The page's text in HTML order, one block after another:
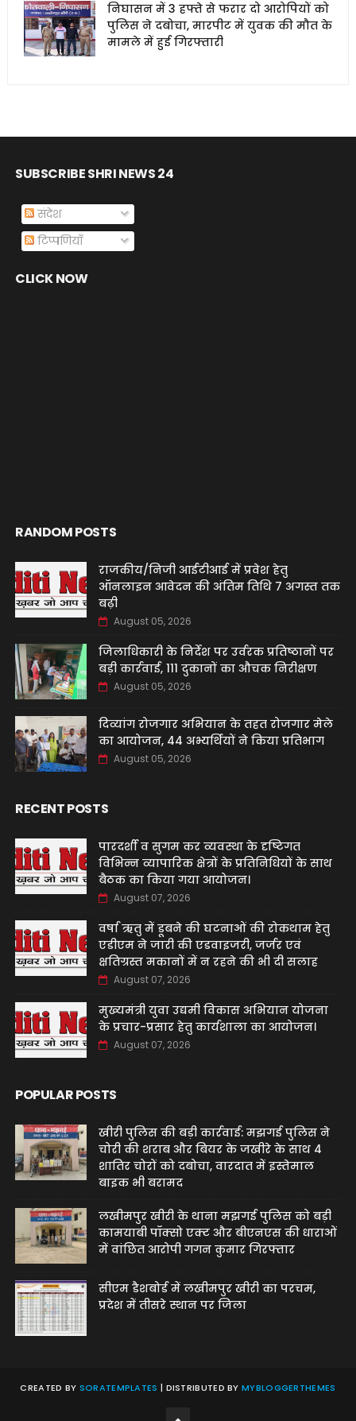
निघासन में 3 हफ्ते से फरार दो आरोपियों को
पुलिस ने दबोचा, मारपीट में युवक की मौत के
मामले में हुई गिरफ्तारी
SUBSCRIBE SHRI NEWS 24
संदेश
टिप्पणियाँ
CLICK NOW
RANDOM POSTS
राजकीय/निजी आईटीआई में प्रवेश हेतु
ऑनलाइन आवेदन की अंतिम तिथि 7 अगस्त तक
बढ़ी
August 05, 2026
जिलाधिकारी के निर्देश पर उर्वरक प्रतिष्ठानों पर
बड़ी कार्रवाई, 111 दुकानों का औचक निरीक्षण
August 05, 2026
दिव्यांग रोजगार अभियान के तहत रोजगार मेले
का आयोजन, 44 अभ्यर्थियों ने किया प्रतिभाग
August 05, 2026
RECENT POSTS
पारदर्शी व सुगम कर व्यवस्था के दृष्टिगत
विभिन्न व्यापारिक क्षेत्रों के प्रतिनिधियों के साथ
बैठक का किया गया आयोजन।
August 07, 2026
वर्षा ऋतु में डूबने की घटनाओं की रोकथाम हेतु
एडीएम ने जारी की एडवाइजरी, जर्जर एवं
क्षतिग्रस्त मकानों में न रहने की भी दी सलाह
August 07, 2026
मुख्यमंत्री युवा उद्यमी विकास अभियान योजना
के प्रचार-प्रसार हेतु कार्यशाला का आयोजन।
August 07, 2026
POPULAR POSTS
खीरी पुलिस की बड़ी कार्रवाई: मझगई पुलिस ने
चोरी की शराब और बियर के जखीरे के साथ 4
शातिर चोरों को दबोचा, वारदात में इस्तेमाल
बाइक भी बरामद
लखीमपुर खीरी के थाना मझगई पुलिस को बड़ी
कामयाबी पॉक्सो एक्ट और बीएनएस की धाराओं
में वांछित आरोपी गगन कुमार गिरफ्तार
सीएम डैशबोर्ड में लखीमपुर खीरी का परचम,
प्रदेश में तीसरे स्थान पर जिला
CREATED BY SORATEMPLATES | DISTRIBUTED BYMYBLOGGERTHEMES